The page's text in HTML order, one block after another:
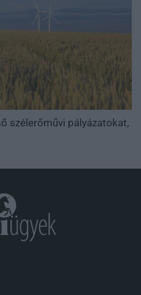
szélerőművi pályázatokat,